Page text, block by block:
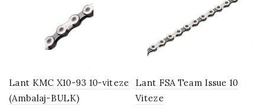
Lant KMC X10-93 10-viteze
(Ambalaj-BULK)
Lant FSA Team Issue 10
Viteze